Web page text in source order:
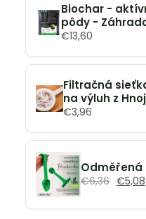
Biochar -
pôdy -
€13,60
Filtračná
na výluh z
€3,96
Odměřená
€6,36 €5,08